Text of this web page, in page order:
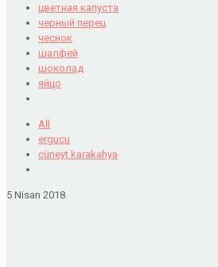
цветная капуста
черный перец
чеснок
шалфей
шоколад
яйцо
All
ergucu
cüneyt karakahya
5 Nisan 2018